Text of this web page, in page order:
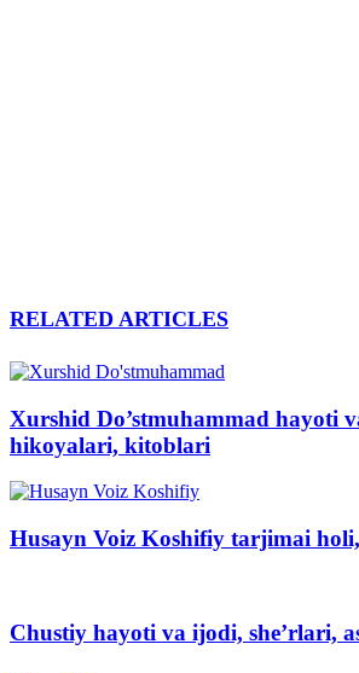
RELATED ARTICLES
Xurshid Do’stmuhammad hayoti
hikoyalari, kitoblari
Husayn Voiz Koshifiy tarjimai
Chustiy hayoti va ijodi, she’rlari,